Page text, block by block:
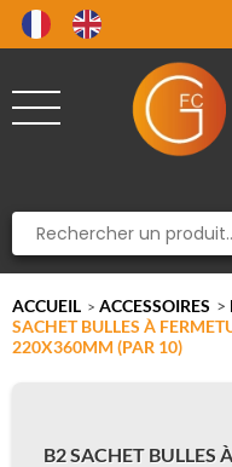
ACCUEIL > ACCESSOIRES >
SACHET BULLES À
220X360MM (PAR 10)
B2 SACHET BULLES